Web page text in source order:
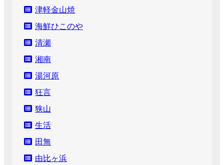
津軽金山焼
海鮮ひこのや
清瀬
湘南
湯河原
狂言
狭山
生活
田無
由比ヶ浜